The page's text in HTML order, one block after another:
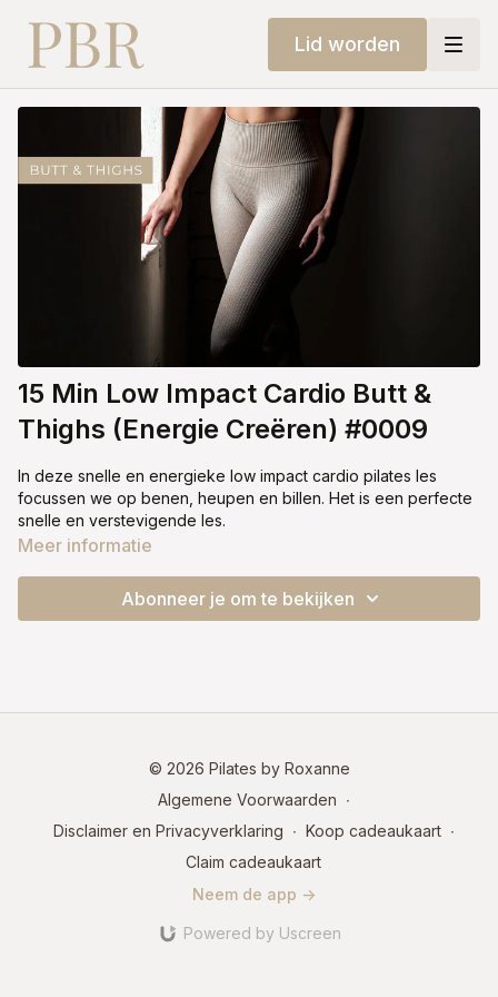
Lid worden
15 Min Low Impact Cardio Butt &
Thighs (Energie Creëren) #0009
In deze snelle en energieke low impact cardio pilates les
focussen we op benen, heupen en billen. Het is een perfecte
snelle en verstevigende les.
Meer informatie
Abonneer je om te bekijken
© 2026 Pilates by Roxanne
Algemene Voorwaarden ∙
Disclaimer en Privacyverklaring ∙ Koop cadeaukaart ∙
Claim cadeaukaart
Neem de app ->
Powered by Uscreen